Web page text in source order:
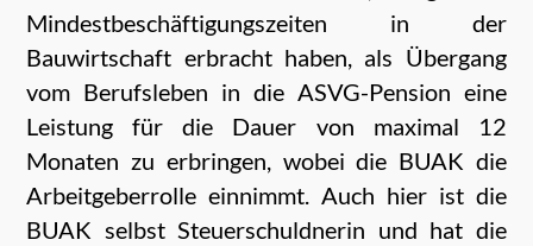
Mindestbeschäftigungszeiten in der
Bauwirtschaft erbracht haben, als Übergang
vom Berufsleben in die ASVG-Pension eine
Leistung für die Dauer von maximal 12
Monaten zu erbringen, wobei die BUAK die
Arbeitgeberrolle einnimmt. Auch hier ist die
BUAK selbst Steuerschuldnerin und hat die